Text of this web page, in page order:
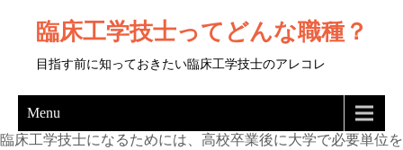
臨床工学技士ってどんな職種？
目指す前に知っておきたい臨床工学技士のアレコレ
Menu
臨床工学技士になるためには、高校卒業後に大学で必要単位を